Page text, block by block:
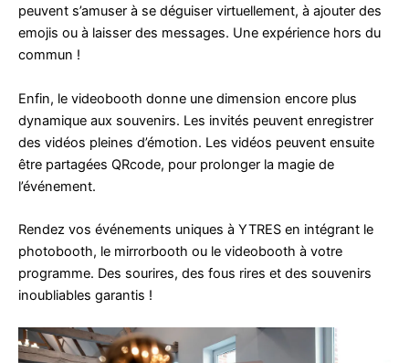
peuvent s’amuser à se déguiser virtuellement, à ajouter des
emojis ou à laisser des messages. Une expérience hors du
commun !
Enfin, le videobooth donne une dimension encore plus
dynamique aux souvenirs. Les invités peuvent enregistrer
des vidéos pleines d’émotion. Les vidéos peuvent ensuite
être partagées QRcode, pour prolonger la magie de
l’événement.
Rendez vos événements uniques à YTRES en intégrant le
photobooth, le mirrorbooth ou le videobooth à votre
programme. Des sourires, des fous rires et des souvenirs
inoubliables garantis !